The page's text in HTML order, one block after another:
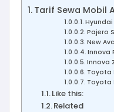
Tarif Sewa Mobil
Pajero
New
Innova
Innova
Toyota
Toyota
Like this:
Related